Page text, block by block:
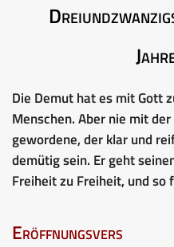
Die Demut hat es mit Gott
Menschen. Aber nie mit
gewordene, der klar und
demütig sein. Er geht
Freiheit zu Freiheit, und so
Eröffnungsvers